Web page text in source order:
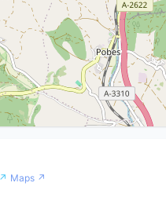
Maps ↗